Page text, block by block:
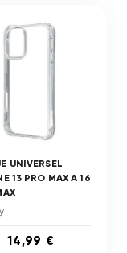
UNIVERSEL
13 PRO MAX A 16
14,99 €